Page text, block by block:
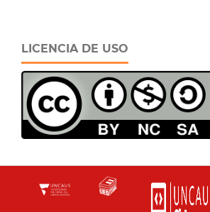
LICENCIA DE USO